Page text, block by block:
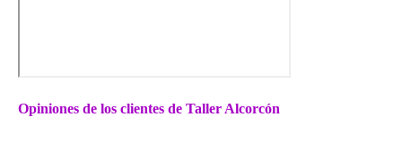
Opiniones de los clientes de Taller Alcorcón